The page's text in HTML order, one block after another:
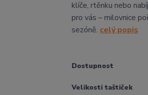
klíče, rtěnku nebo
pro vás – milovnice
sezóně. celý popis
Dostupnost
Velikosti taštiček